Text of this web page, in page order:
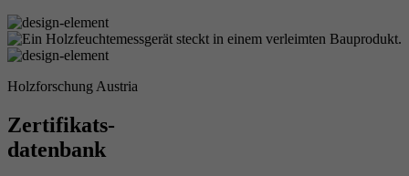
Holzforschung Austria
Zertifikats-
datenbank